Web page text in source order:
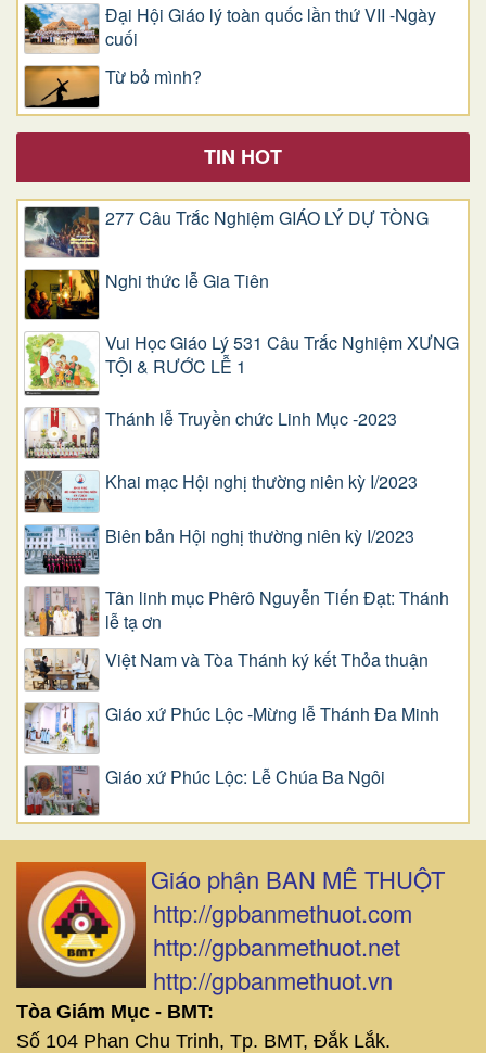
Đại Hội Giáo lý toàn quốc lần thứ VII -Ngày
cuối
Từ bỏ mình?
TIN HOT
277 Câu Trắc Nghiệm GIÁO LÝ DỰ TÒNG
Nghi thức lễ Gia Tiên
Vui Học Giáo Lý 531 Câu Trắc Nghiệm XƯNG
TỘI & RƯỚC LỄ 1
Thánh lễ Truyền chức Linh Mục -2023
Khai mạc Hội nghị thường niên kỳ I/2023
Biên bản Hội nghị thường niên kỳ I/2023
Tân linh mục Phêrô Nguyễn Tiến Đạt: Thánh
lễ tạ ơn
Việt Nam và Tòa Thánh ký kết Thỏa thuận
Giáo xứ Phúc Lộc -Mừng lễ Thánh Đa Minh
Giáo xứ Phúc Lộc: Lễ Chúa Ba Ngôi
Giáo phận BAN MÊ THUỘT
http://gpbanmethuot.com
http://gpbanmethuot.net
http://gpbanmethuot.vn
Tòa Giám Mục - BMT:
Số 104 Phan Chu Trinh, Tp. BMT, Đắk Lắk.